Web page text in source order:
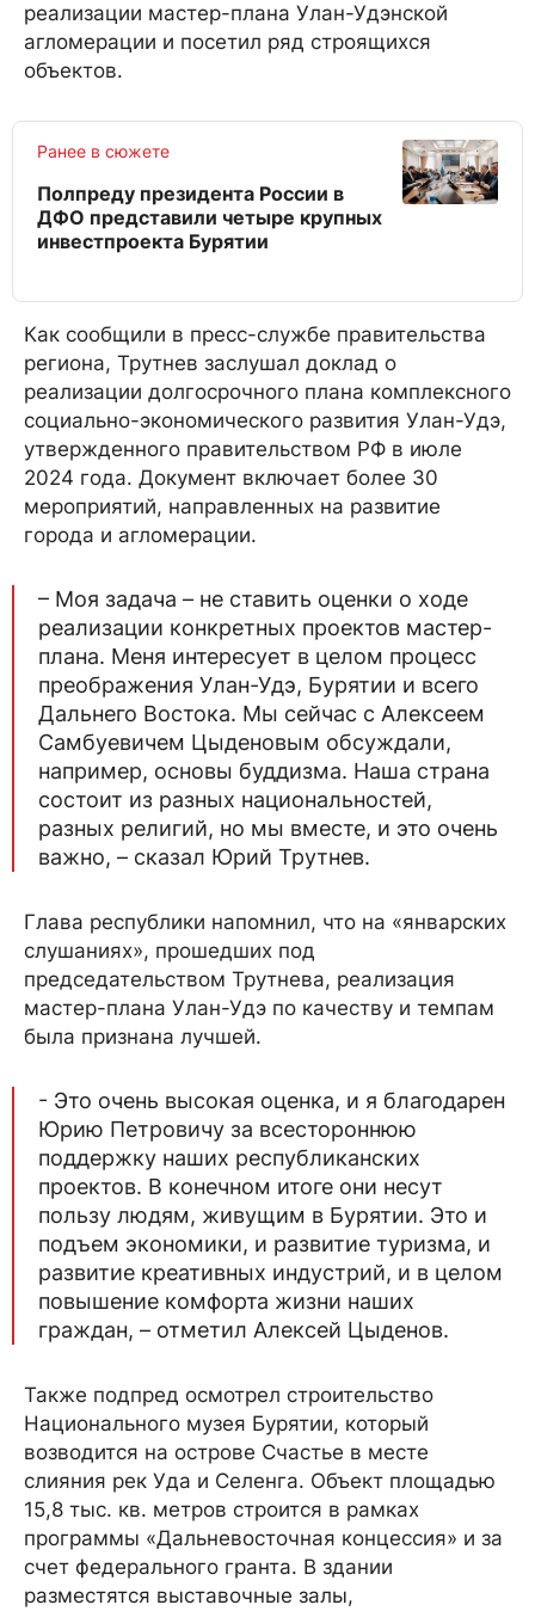
реализации мастер-плана Улан-Удэнской
агломерации и посетил ряд строящихся
объектов.
Ранее в сюжете
Полпреду президента России в
ДФО представили четыре крупных
инвестпроекта Бурятии
Как сообщили в пресс-службе правительства
региона, Трутнев заслушал доклад о
реализации долгосрочного плана комплексного
социально-экономического развития Улан-Удэ,
утвержденного правительством РФ в июле
2024 года. Документ включает более 30
мероприятий, направленных на развитие
города и агломерации.
– Моя задача – не ставить оценки о ходе
реализации конкретных проектов мастер-
плана. Меня интересует в целом процесс
преображения Улан-Удэ, Бурятии и всего
Дальнего Востока. Мы сейчас с Алексеем
Самбуевичем Цыденовым обсуждали,
например, основы буддизма. Наша страна
состоит из разных национальностей,
разных религий, но мы вместе, и это очень
важно, – сказал Юрий Трутнев.
Глава республики напомнил, что на «январских
слушаниях», прошедших под
председательством Трутнева, реализация
мастер-плана Улан-Удэ по качеству и темпам
была признана лучшей.
- Это очень высокая оценка, и я благодарен
Юрию Петровичу за всестороннюю
поддержку наших республиканских
проектов. В конечном итоге они несут
пользу людям, живущим в Бурятии. Это и
подъем экономики, и развитие туризма, и
развитие креативных индустрий, и в целом
повышение комфорта жизни наших
граждан, – отметил Алексей Цыденов.
Также подпред осмотрел строительство
Национального музея Бурятии, который
возводится на острове Счастье в месте
слияния рек Уда и Селенга. Объект площадью
15,8 тыс. кв. метров строится в рамках
программы «Дальневосточная концессия» и за
счет федерального гранта. В здании
разместятся выставочные залы,